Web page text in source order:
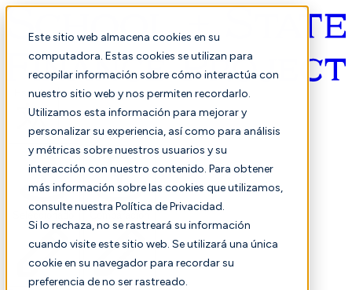
Este sitio web almacena cookies en su
computadora. Estas cookies se utilizan para
recopilar información sobre cómo interactúa con
nuestro sitio web y nos permiten recordarlo.
Utilizamos esta información para mejorar y
personalizar su experiencia, así como para análisis
y métricas sobre nuestros usuarios y su
interacción con nuestro contenido. Para obtener
más información sobre las cookies que utilizamos,
consulte nuestra Política de Privacidad.
Si lo rechaza, no se rastreará su información
cuando visite este sitio web. Se utilizará una única
cookie en su navegador para recordar su
preferencia de no ser rastreado.
Español